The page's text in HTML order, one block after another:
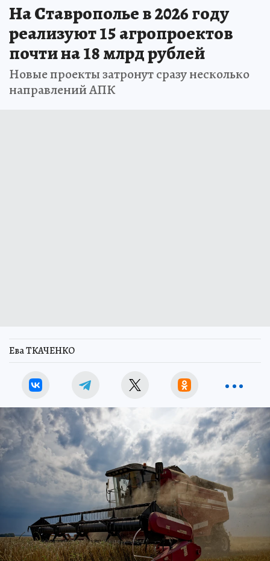
На Ставрополье в 2026 году
реализуют 15 агропроектов
почти на 18 млрд рублей
Новые проекты затронут сразу несколько
направлений АПК
Ева ТКАЧЕНКО